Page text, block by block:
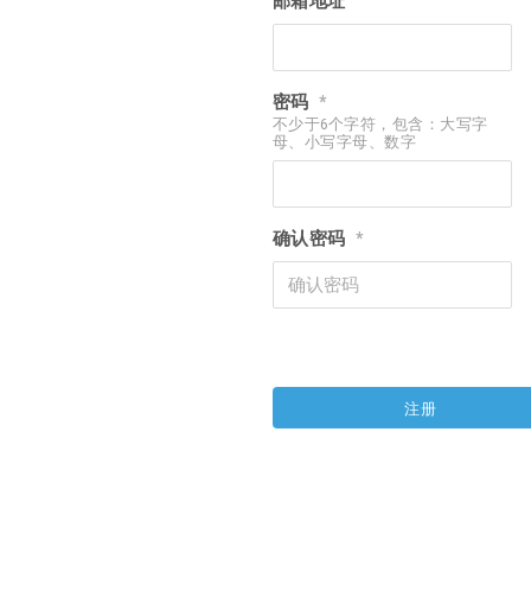
密码 *
不少于6个字符，包含：大写字
母、小写字母、数字
确认密码 *